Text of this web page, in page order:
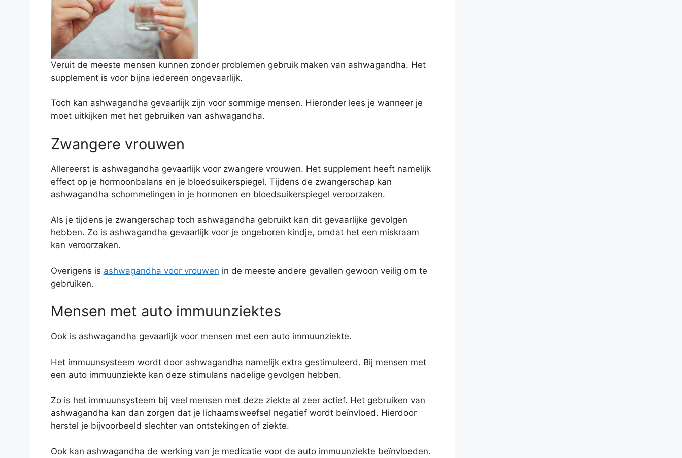
Veruit de meeste mensen kunnen zonder problemen gebruik maken van ashwagandha. Het
supplement is voor bijna iedereen ongevaarlijk.
Toch kan ashwagandha gevaarlijk zijn voor sommige mensen. Hieronder lees je wanneer je
moet uitkijken met het gebruiken van ashwagandha.
Zwangere vrouwen
Allereerst is ashwagandha gevaarlijk voor zwangere vrouwen. Het supplement heeft namelijk
effect op je hormoonbalans en je bloedsuikerspiegel. Tijdens de zwangerschap kan
ashwagandha schommelingen in je hormonen en bloedsuikerspiegel veroorzaken.
Als je tijdens je zwangerschap toch ashwagandha gebruikt kan dit gevaarlijke gevolgen
hebben. Zo is ashwagandha gevaarlijk voor je ongeboren kindje, omdat het een miskraam
kan veroorzaken.
Overigens is ashwagandha voor vrouwen in de meeste andere gevallen gewoon veilig om te
gebruiken.
Mensen met auto immuunziektes
Ook is ashwagandha gevaarlijk voor mensen met een auto immuunziekte.
Het immuunsysteem wordt door ashwagandha namelijk extra gestimuleerd. Bij mensen met
een auto immuunziekte kan deze stimulans nadelige gevolgen hebben.
Zo is het immuunsysteem bij veel mensen met deze ziekte al zeer actief. Het gebruiken van
ashwagandha kan dan zorgen dat je lichaamsweefsel negatief wordt beïnvloed. Hierdoor
herstel je bijvoorbeeld slechter van ontstekingen of ziekte.
Ook kan ashwagandha de werking van je medicatie voor de auto immuunziekte beïnvloeden.